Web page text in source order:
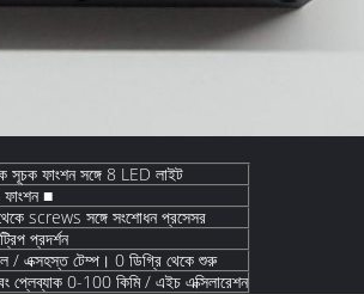
সূচক ফাংশন সঙ্গে 8 LED লাইট
■
screws সঙ্গে সংশোধন প্রসেসর
প্রদর্শন
/ এক্সহস্ত টেম্প। 0 ডিগ্রি থেকে শুরু
প্লেব্যাক 0-100 কিমি / এইচ এক্সিলারেশন